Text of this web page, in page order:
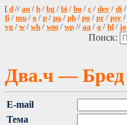
[ d // au / b / bg / bi / bo / c / dev / di /
fi / mu / o / p / pa / ph / po / pr / psy /
vg / w/ wh / wm / wp // aa / a / fd / ja
Поиск:
Два.ч — Бред
E-mail
Тема